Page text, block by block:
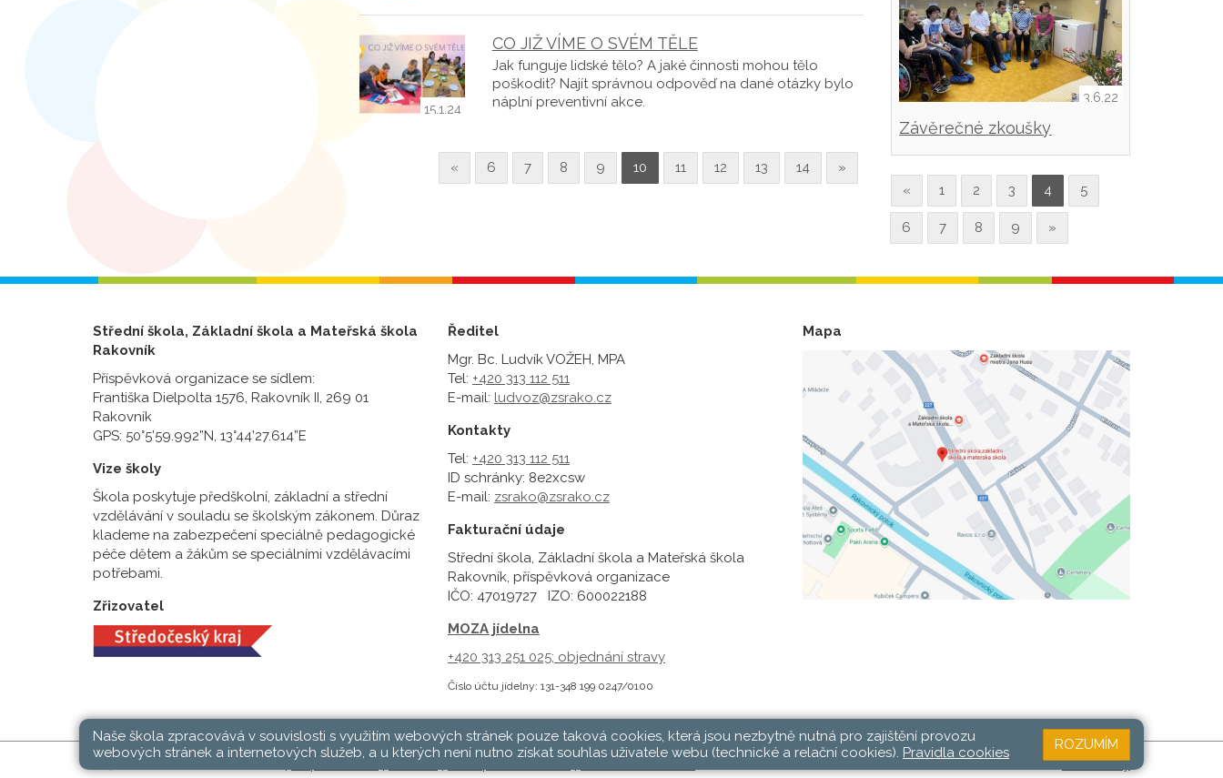
15.1.24
CO JIŽ VÍME O SVÉM TĚLE
Jak funguje lidské tělo? A jaké činnosti mohou tělo
poškodit? Najít správnou odpověď na dané otázky bylo
náplní preventivní akce.
« 6 7 8 9 10 11 12 13 14 »
3.6.22
Závěrečné zkoušky
« 1 2 3 4 5
6 7 8 9 »
Střední škola, Základní škola a Mateřská škola
Rakovník
Příspěvková organizace se sídlem:
Františka Dielpolta 1576, Rakovník II, 269 01
Rakovník
GPS: 50°5’59.992”N, 13°44’27.614”E
Vize školy
Škola poskytuje předškolní, základní a střední
vzdělávání v souladu se školským zákonem. Důraz
klademe na zabezpečení speciálně pedagogické
péče dětem a žákům se speciálními vzdělávacími
potřebami.
Zřizovatel
Ředitel
Mgr. Bc. Ludvík VOŽEH, MPA
Tel: +420 313 112 511
E-mail: ludvoz@zsrako.cz
Kontakty
Tel: +420 313 112 511
ID schránky: 8e2xcsw
E-mail: zsrako@zsrako.cz
Fakturační údaje
Střední škola, Základní škola a Mateřská škola
Rakovník, příspěvková organizace
IČO: 47019727 IZO: 600022188
MOZA jídelna
+420 313 251 025; objednání stravy
Číslo účtu jídelny: 131-348 199 0247/0100
Mapa
SŠ, ZŠ a MŠ Rakovník © 2026 | Mapa stránek Přihlásit Web školy
Naše škola zpracovává v souvislosti s využitím webových stránek pouze taková cookies, která jsou nezbytně nutná pro zajištění provozu
webových stránek a internetových služeb, a u kterých není nutno získat souhlas uživatele webu (technické a relační cookies). Pravidla cookies
ROZUMÍM